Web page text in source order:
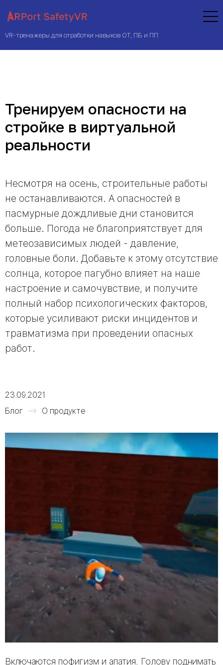
VR-тренажеры для отработки навыков ОТ, ПБ и ПП
Тренируем опасности на
стройке в виртуальной
реальности
Несмотря на осень, строительные работы
не останавливаются. А опасностей в
пасмурные дождливые дни становится
больше. Погода не благоприятствует для
метеозависимых людей - давление,
головные боли. Добавьте к этому отсутствие
солнца, которое пагубно влияет на наше
настроение и самочувствие, и получите
полный набор психологических факторов,
которые усиливают риски инцидентов и
травматизма при проведении опасных
работ.
23.09.2021
Блог
О продукте
Включаются пофигизм и апатия. Голову поднимать